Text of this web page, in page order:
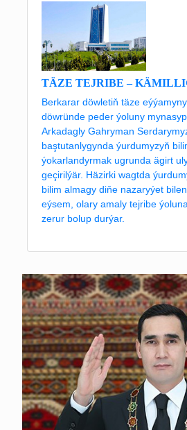
TÄZE TEJRIBE –
Berkarar döwletiň täze
döwründe peder ýoluny
Arkadagly Gahryman
baştutanlygynda ýurdumyzyň
ýokarlandyrmak ugrunda ägirt
geçirilýär. Häzirki wagtda
bilim almagy diňe nazaryýet
eýsem, olary amaly tejribe
zerur bolup durýar.